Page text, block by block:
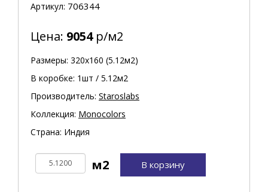
Артикул: 706344
Цена: 9054р/м2
Размеры: 320х160 (5.12м2)
В коробке: 1шт / 5.12м2
Производитель: Staroslabs
Коллекция: Monocolors
Страна: Индия
В корзину